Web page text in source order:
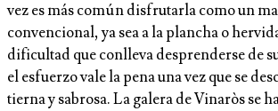
vez es más común disfrutarla como un
convencional, ya sea a la plancha o
dificultad que conlleva desprenderse de
el esfuerzo vale la pena una vez que se
tierna y sabrosa. La galera de Vinaròs se